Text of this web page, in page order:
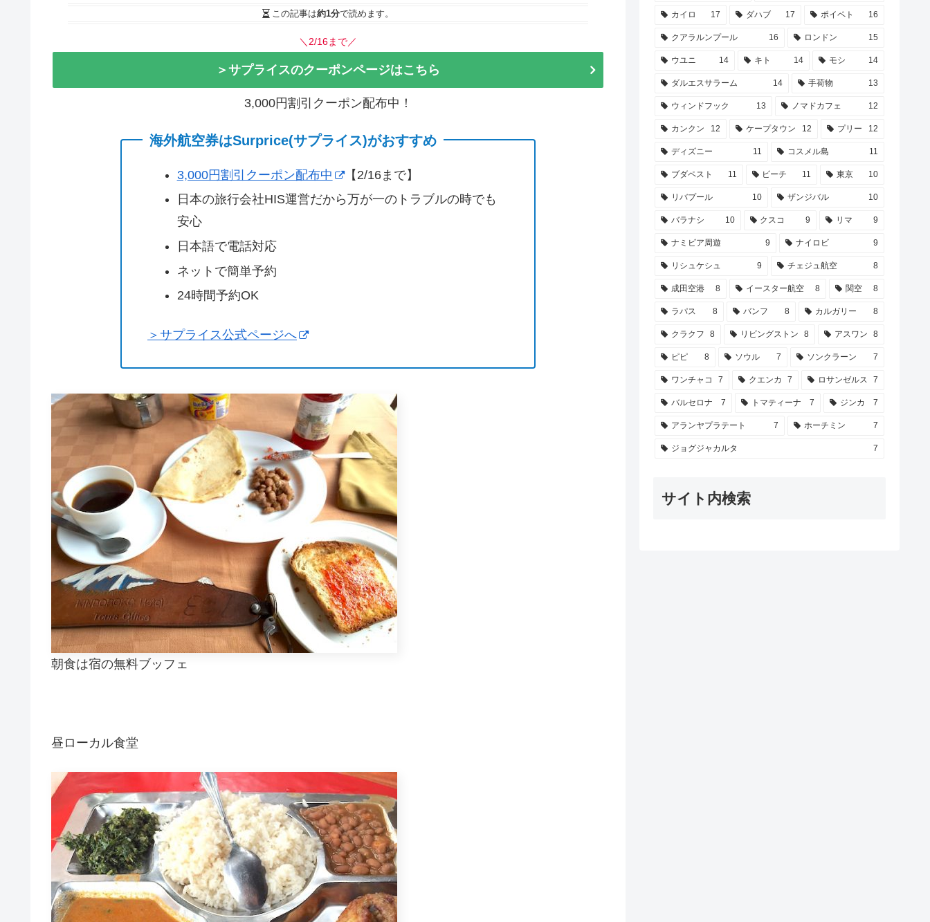
この記事は約1分で読めます。
＼2/16まで／
＞サプライスのクーポンページはこちら
3,000円割引クーポン配布中！
海外航空券はSurprice(サプライス)がおすすめ
3,000円割引クーポン配布中
【2/16まで】
日本の旅行会社HIS運営だから万が一のトラブルの時でも
安心
日本語で電話対応
ネットで簡単予約
24時間予約OK
＞サプライス公式ページへ
朝食は宿の無料ブッフェ
昼ローカル食堂
カイロ 17 ダハブ 17 ポイペト 16
クアラルンプール 16 ロンドン 15
ウユニ 14 キト 14 モシ 14
ダルエスサラーム 14 手荷物 13
ウィンドフック 13 ノマドカフェ 12
カンクン 12 ケープタウン 12 プリー 12
ディズニー 11 コスメル島 11
ブダペスト 11 ビーチ 11 東京 10
リバプール 10 ザンジバル 10
バラナシ 10 クスコ 9 リマ 9
ナミビア周遊 9 ナイロビ 9
リシュケシュ 9 チェジュ航空 8
成田空港 8 イースター航空 8 関空 8
ラパス 8 バンフ 8 カルガリー 8
クラクフ 8 リビングストン 8 アスワン 8
ピピ 8 ソウル 7 ソンクラーン 7
ワンチャコ 7 クエンカ 7 ロサンゼルス 7
バルセロナ 7 トマティーナ 7 ジンカ 7
アランヤプラテート 7 ホーチミン 7
ジョグジャカルタ 7
サイト内検索